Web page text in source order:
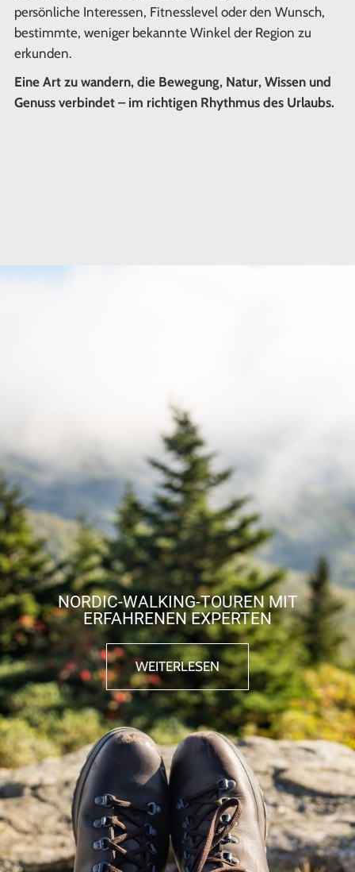
persönliche Interessen, Fitnesslevel oder den Wunsch,
bestimmte, weniger bekannte Winkel der Region zu
erkunden.
Eine Art zu wandern, die Bewegung, Natur, Wissen und
Genuss verbindet – im richtigen Rhythmus des Urlaubs.
NORDIC-WALKING-TOUREN MIT
ERFAHRENEN EXPERTEN
WEITERLESEN